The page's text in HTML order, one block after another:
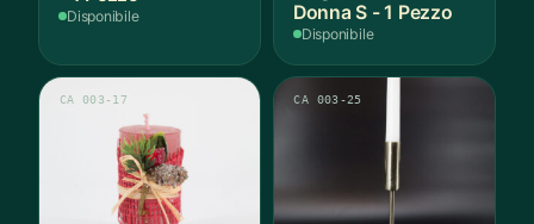
Disponibile
Donna S - 1 Pezzo
Disponibile
CA 003-17 CA 003-25